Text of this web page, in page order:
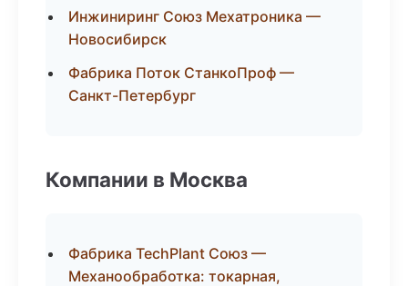
Инжиниринг Союз Мехатроника —
Новосибирск
Фабрика Поток СтанкоПроф —
Санкт-Петербург
Компании в Москва
Фабрика TechPlant Союз —
Механообработка: токарная,